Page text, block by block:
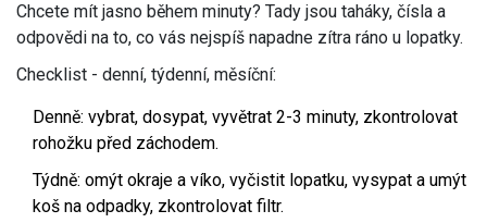
Chcete mít jasno během minuty? Tady jsou taháky, čísla a
odpovědi na to, co vás nejspíš napadne zítra ráno u lopatky.
Checklist - denní, týdenní, měsíční:
Denně: vybrat, dosypat, vyvětrat 2-3 minuty, zkontrolovat
rohožku před záchodem.
Týdně: omýt okraje a víko, vyčistit lopatku, vysypat a umýt
koš na odpadky, zkontrolovat filtr.